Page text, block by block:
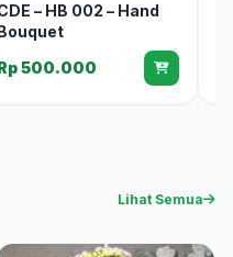
– HB 002 – Hand
500.000
Lihat Semua